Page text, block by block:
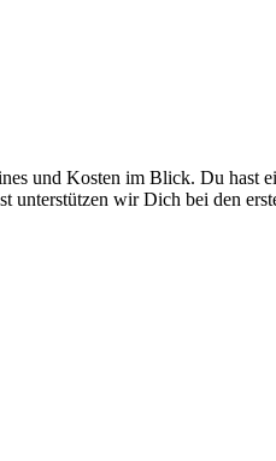
und Kosten im Blick. Du
wir Dich bei den